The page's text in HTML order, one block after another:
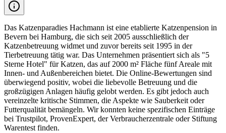
Das Katzenparadies Hachmann ist eine etablierte Katzenpension in
Bevern bei Hamburg, die sich seit 2005 ausschließlich der
Katzenbetreuung widmet und zuvor bereits seit 1995 in der
Tierbetreuung tätig war. Das Unternehmen präsentiert sich als "5
Sterne Hotel" für Katzen, das auf 2000 m² Fläche fünf Areale mit
Innen- und Außenbereichen bietet. Die Online-Bewertungen sind
überwiegend positiv, wobei die liebevolle Betreuung und die
großzügigen Anlagen häufig gelobt werden. Es gibt jedoch auch
vereinzelte kritische Stimmen, die Aspekte wie Sauberkeit oder
Futterqualität bemängeln. Wir konnten keine spezifischen Einträge
bei Trustpilot, ProvenExpert, der Verbraucherzentrale oder Stiftung
Warentest finden.